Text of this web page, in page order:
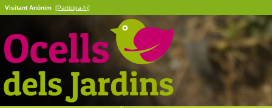
Visitant Anònim [Participa-hi]